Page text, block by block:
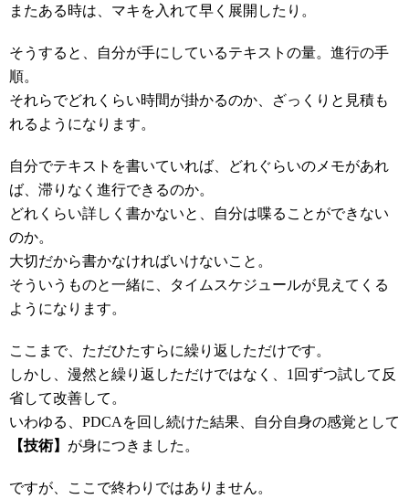
またある時は、マキを入れて早く展開したり。
そうすると、自分が手にしているテキストの量。進行の手
順。
それらでどれくらい時間が掛かるのか、ざっくりと見積も
れるようになります。
自分でテキストを書いていれば、どれぐらいのメモがあれ
ば、滞りなく進行できるのか。
どれくらい詳しく書かないと、自分は喋ることができない
のか。
大切だから書かなければいけないこと。
そういうものと一緒に、タイムスケジュールが見えてくる
ようになります。
ここまで、ただひたすらに繰り返しただけです。
しかし、漫然と繰り返しただけではなく、1回ずつ試して反
省して改善して。
いわゆる、PDCAを回し続けた結果、自分自身の感覚として
【技術】 が身につきました。
ですが、ここで終わりではありません。